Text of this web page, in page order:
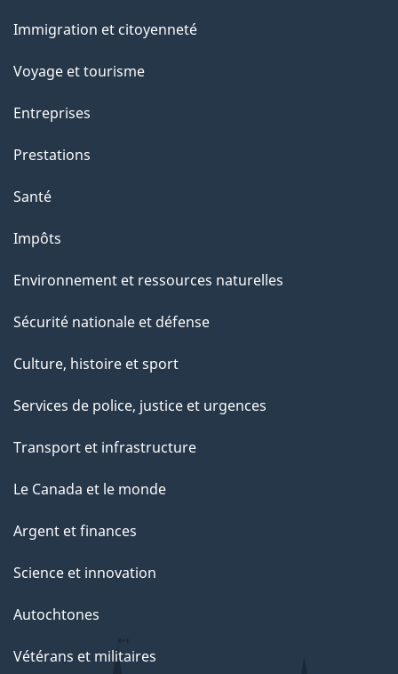
sujets
Immigration et citoyenneté
Voyage et tourisme
Entreprises
Prestations
Santé
Impôts
Environnement et ressources naturelles
Sécurité nationale et défense
Culture, histoire et sport
Services de police, justice et urgences
Transport et infrastructure
Le Canada et le monde
Argent et finances
Science et innovation
Autochtones
Vétérans et militaires